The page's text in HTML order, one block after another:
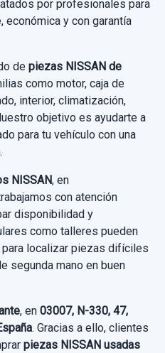
FARO ANTINIEBLA IZQUIERDO usado.
COMFORT
incluidos.
incluidos.
por profesionales para
económica y con garantía
de piezas NISSAN de
como motor, caja de
interior, climatización,
objetivo es ayudarte a
para tu vehículo con una
NISSAN, en
con atención
disponibilidad y
como talleres pueden
localizar piezas difíciles
segunda mano en buen
, en 03007, N-330, 47,
. Gracias a ello, clientes
piezas NISSAN usadas